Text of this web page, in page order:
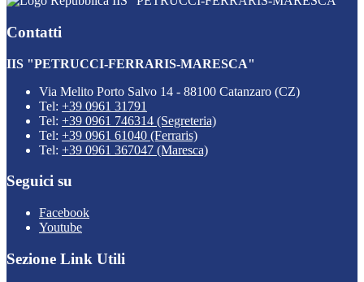
Contatti
IIS "PETRUCCI-FERRARIS-MARESCA"
Via Melito Porto Salvo 14 - 88100 Catanzaro (CZ)
Tel: +39 0961 31791
Tel: +39 0961 746314 (Segreteria)
Tel: +39 0961 61040 (Ferraris)
Tel: +39 0961 367047 (Maresca)
Seguici su
Facebook
Youtube
Sezione Link Utili